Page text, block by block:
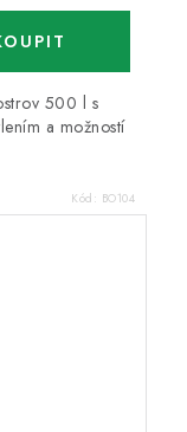
500 l s
a možností
Kód: BO104